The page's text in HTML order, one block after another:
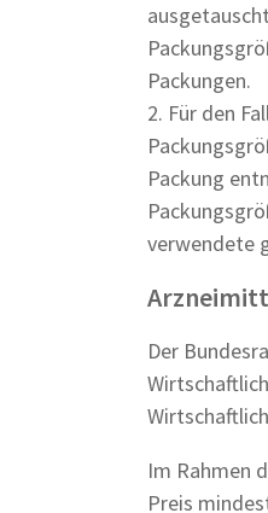
Packungen.
2. Für den
Packung
verwendete
Der
Im Rahmen
Preis